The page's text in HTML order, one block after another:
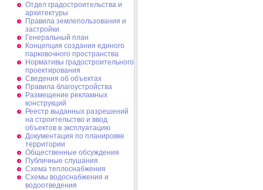
Отдел градостроительства и
архитектуры
Правила землепользования и
застройки
Генеральный план
Концепция создания единого
парковочного пространства
Нормативы градостроительного
проектирования
Сведения об объектах
Правила благоустройства
Размещение рекламных
конструкций
Реестр выданных разрешений
на строительство и ввод
объектов в эксплуатацию
Документация по планировке
территории
Общественные обсуждения
Публичные слушания
Схема теплоснабжения
Схемы водоснабжения и
водоотведения